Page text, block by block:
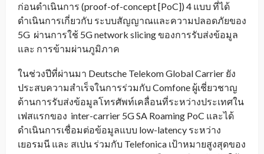
ก่อนดำเนินการ (proof-of-concept [PoC]) 4 แบบ ที่ได้
ดำเนินการเกี่ยวกับ ระบบสัญญาณและความปลอดภัยของ
5G ผ่านการใช้ 5G network slicing ของการรับส่งข้อมูล
และ การข้ามผ่านภูมิภาค
ในช่วงปีที่ผ่านมา Deutsche Telekom Global Carrier ยัง
ประสบความสำเร็จในการร่วมกับ Comfone ผู้เชี่ยวชาญ
ด้านการรับส่งข้อมูลโทรศัพท์เคลื่อนที่ระหว่างประเทศใน
เฟสแรกของ inter-carrier 5G SA Roaming PoC และได้
ดำเนินการเชื่อมต่อข้อมูลแบบ low-latency ระหว่าง
เยอรมนี และ สเปน ร่วมกับ Telefonica เป้าหมายสูงสุดของ